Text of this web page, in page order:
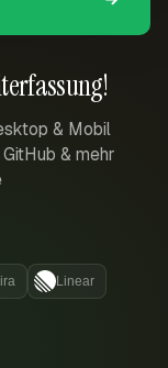
& Mobil
& mehr
Linear